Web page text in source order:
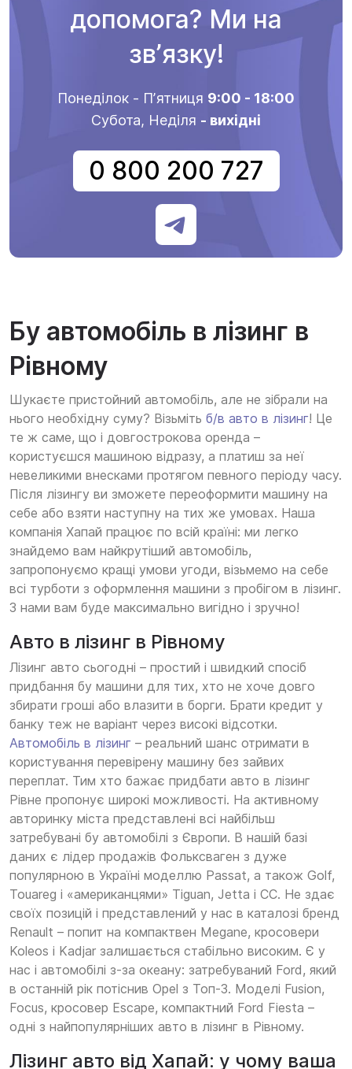
допомога? Ми на
звʼязку!
Понеділок - Пʼятниця 9:00 - 18:00
Субота, Неділя - вихідні
0 800 200 727
Бу автомобіль в лізинг в
Рівному
Шукаєте пристойний автомобіль, але не зібрали на
нього необхідну суму? Візьміть б/в авто в лізинг! Це
те ж саме, що і довгострокова оренда –
користуєшся машиною відразу, а платиш за неї
невеликими внесками протягом певного періоду часу.
Після лізингу ви зможете переоформити машину на
себе або взяти наступну на тих же умовах. Наша
компанія Хапай працює по всій країні: ми легко
знайдемо вам найкрутіший автомобіль,
запропонуємо кращі умови угоди, візьмемо на себе
всі турботи з оформлення машини з пробігом в лізинг.
З нами вам буде максимально вигідно і зручно!
Авто в лізинг в Рівному
Лізинг авто сьогодні – простий і швидкий спосіб
придбання бу машини для тих, хто не хоче довго
збирати гроші або влазити в борги. Брати кредит у
банку теж не варіант через високі відсотки.
Автомобіль в лізинг – реальний шанс отримати в
користування перевірену машину без зайвих
переплат. Тим хто бажає придбати авто в лізинг
Рівне пропонує широкі можливості. На активному
авторинку міста представлені всі найбільш
затребувані бу автомобілі з Європи. В нашій базі
даних є лідер продажів Фольксваген з дуже
популярною в Україні моделлю Passat, а також Golf,
Touareg і «американцями» Tiguan, Jetta і СС. Не здає
своїх позицій і представлений у нас в каталозі бренд
Renault – попит на компактвен Megane, кросовери
Koleos і Kadjar залишається стабільно високим. Є у
нас і автомобілі з-за океану: затребуваний Ford, який
в останній рік потіснив Opel з Топ-3. Моделі Fusion,
Focus, кросовер Escape, компактний Ford Fiesta –
одні з найпопулярніших авто в лізинг в Рівному.
Лізинг авто від Хапай: у чому ваша